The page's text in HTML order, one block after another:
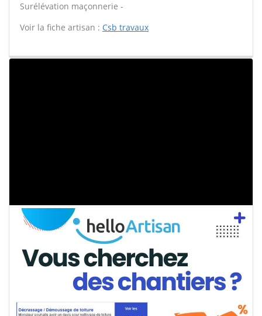
Surélévation maçonnerie -
Voir la fiche artisan : Csb travaux